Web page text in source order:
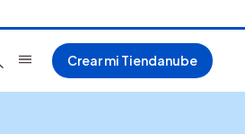
Crear mi Tiendanube